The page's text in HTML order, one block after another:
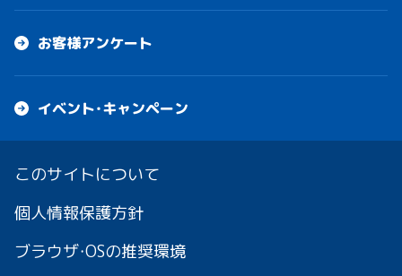
お客様アンケート
イベント・キャンペーン
このサイトについて
個人情報保護方針
ブラウザ・OSの推奨環境